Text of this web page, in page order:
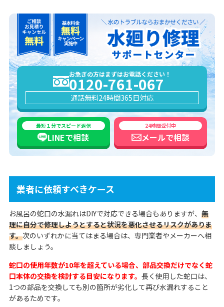
お急ぎの方はまずはお電話ください！
0120-761-067
通話無料24時間365日対応
最短１分でスピード返信
LINEで相談
24時間受付中
メールで相談
業者に依頼すべきケース
お風呂の蛇口の水漏れはDIYで対応できる場合もありますが、 無
理に自分で修理しようとすると状況を悪化させるリスクがありま
す。次のいずれかに当てはまる場合は、専門業者やメーカーへ相
談しましょう。
蛇口の使用年数が10年を超えている場合、部品交換だけでなく蛇
口本体の交換を検討する目安になります。 長く使用した蛇口は、
1つの部品を交換しても別の箇所が劣化して再び水漏れすること
があるためです。